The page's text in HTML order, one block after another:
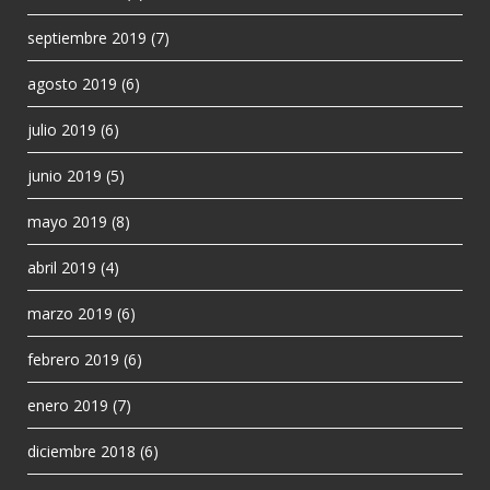
septiembre 2019 (7)
agosto 2019 (6)
julio 2019 (6)
junio 2019 (5)
mayo 2019 (8)
abril 2019 (4)
marzo 2019 (6)
febrero 2019 (6)
enero 2019 (7)
diciembre 2018 (6)